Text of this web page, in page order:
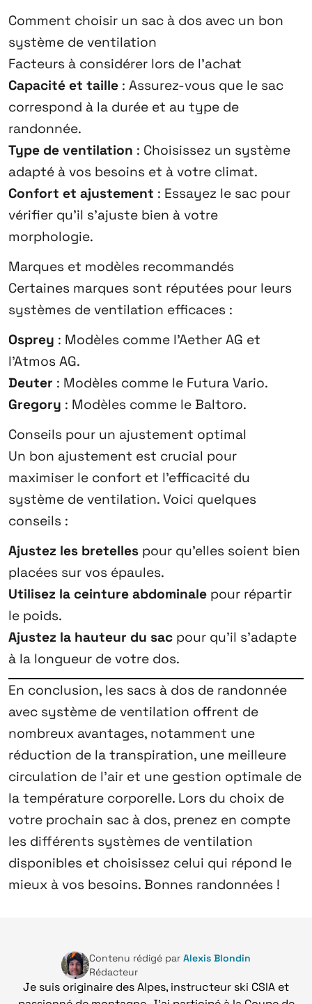
Comment choisir un sac à dos avec un bon
système de ventilation
Facteurs à considérer lors de l’achat
Capacité et taille : Assurez-vous que le sac
correspond à la durée et au type de
randonnée.
Type de ventilation : Choisissez un système
adapté à vos besoins et à votre climat.
Confort et ajustement : Essayez le sac pour
vérifier qu’il s’ajuste bien à votre
morphologie.
Marques et modèles recommandés
Certaines marques sont réputées pour leurs
systèmes de ventilation efficaces :
Osprey : Modèles comme l’Aether AG et
l’Atmos AG.
Deuter : Modèles comme le Futura Vario.
Gregory : Modèles comme le Baltoro.
Conseils pour un ajustement optimal
Un bon ajustement est crucial pour
maximiser le confort et l’efficacité du
système de ventilation. Voici quelques
conseils :
Ajustez les bretelles pour qu’elles soient bien
placées sur vos épaules.
Utilisez la ceinture abdominale pour répartir
le poids.
Ajustez la hauteur du sac pour qu’il s’adapte
à la longueur de votre dos.
En conclusion, les sacs à dos de randonnée
avec système de ventilation offrent de
nombreux avantages, notamment une
réduction de la transpiration, une meilleure
circulation de l’air et une gestion optimale de
la température corporelle. Lors du choix de
votre prochain sac à dos, prenez en compte
les différents systèmes de ventilation
disponibles et choisissez celui qui répond le
mieux à vos besoins. Bonnes randonnées !
Contenu rédigé par Alexis Blondin
Rédacteur
Je suis originaire des Alpes, instructeur ski CSIA et